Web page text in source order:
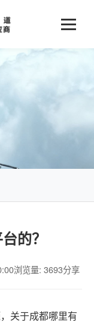
+
的？
浏览量: 3693分享
关于成都哪里有